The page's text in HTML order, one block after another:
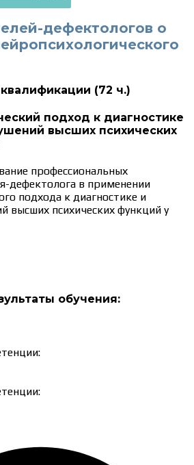
дефектологов о
(72 ч.)
подход к диагностике
высших психических
профессиональных
дефектолога в применении
подхода к диагностике и
высших психических функций у
обучения: